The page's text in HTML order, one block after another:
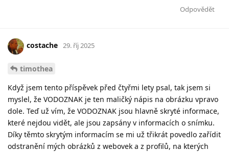
Odpovědět
costache 29. říj 2025
timothea
Když jsem tento příspěvek před čtyřmi lety psal, tak jsem si
myslel, že VODOZNAK je ten maličký nápis na obrázku vpravo
dole. Teď už vím, že VODOZNAK jsou hlavně skryté informace,
které nejdou vidět, ale jsou zapsány v informacích o snímku.
Díky těmto skrytým informacím se mi už třikrát povedlo zařídit
odstranění mých obrázků z webovek a z profilů, na kterých